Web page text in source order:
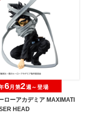
ローアカデミア MAXIMATI
HEAD
6月第2週～登場